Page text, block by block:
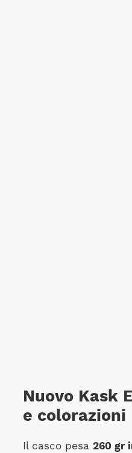
Nuovo Kask
e colorazioni
Il casco pesa 260 gr